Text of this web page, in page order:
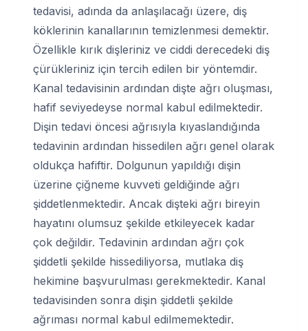
tedavisi, adında da anlaşılacağı üzere, diş
köklerinin kanallarının temizlenmesi demektir.
Özellikle kırık dişleriniz ve ciddi derecedeki diş
çürükleriniz için tercih edilen bir yöntemdir.
Kanal tedavisinin ardından dişte ağrı oluşması,
hafif seviyedeyse normal kabul edilmektedir.
Dişin tedavi öncesi ağrısıyla kıyaslandığında
tedavinin ardından hissedilen ağrı genel olarak
oldukça hafiftir. Dolgunun yapıldığı dişin
üzerine çiğneme kuvveti geldiğinde ağrı
şiddetlenmektedir. Ancak dişteki ağrı bireyin
hayatını olumsuz şekilde etkileyecek kadar
çok değildir. Tedavinin ardından ağrı çok
şiddetli şekilde hissediliyorsa, mutlaka diş
hekimine başvurulması gerekmektedir. Kanal
tedavisinden sonra dişin şiddetli şekilde
ağrıması normal kabul edilmemektedir.